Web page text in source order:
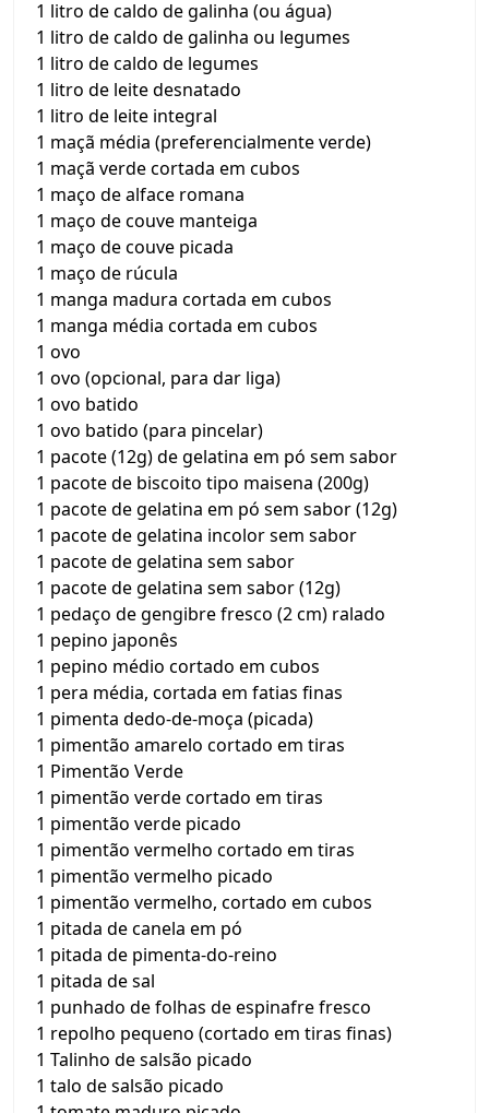
1 litro de caldo de galinha (ou água)
1 litro de caldo de galinha ou legumes
1 litro de caldo de legumes
1 litro de leite desnatado
1 litro de leite integral
1 maçã média (preferencialmente verde)
1 maçã verde cortada em cubos
1 maço de alface romana
1 maço de couve manteiga
1 maço de couve picada
1 maço de rúcula
1 manga madura cortada em cubos
1 manga média cortada em cubos
1 ovo
1 ovo (opcional, para dar liga)
1 ovo batido
1 ovo batido (para pincelar)
1 pacote (12g) de gelatina em pó sem sabor
1 pacote de biscoito tipo maisena (200g)
1 pacote de gelatina em pó sem sabor (12g)
1 pacote de gelatina incolor sem sabor
1 pacote de gelatina sem sabor
1 pacote de gelatina sem sabor (12g)
1 pedaço de gengibre fresco (2 cm) ralado
1 pepino japonês
1 pepino médio cortado em cubos
1 pera média, cortada em fatias finas
1 pimenta dedo-de-moça (picada)
1 pimentão amarelo cortado em tiras
1 Pimentão Verde
1 pimentão verde cortado em tiras
1 pimentão verde picado
1 pimentão vermelho cortado em tiras
1 pimentão vermelho picado
1 pimentão vermelho, cortado em cubos
1 pitada de canela em pó
1 pitada de pimenta-do-reino
1 pitada de sal
1 punhado de folhas de espinafre fresco
1 repolho pequeno (cortado em tiras finas)
1 Talinho de salsão picado
1 talo de salsão picado